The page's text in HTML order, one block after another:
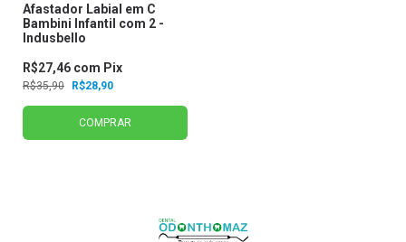
Afastador Labial em C
Bambini Infantil com 2 -
Indusbello
R$35,90 R$28,90
R$27,46 com Pix
COMPRAR